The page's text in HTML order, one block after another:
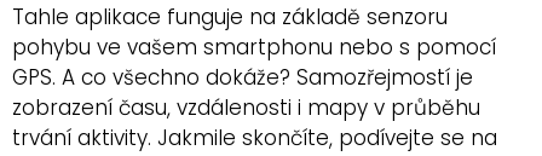
Tahle aplikace funguje na základě senzoru
pohybu ve vašem smartphonu nebo s pomocí
GPS. A co všechno dokáže? Samozřejmostí je
zobrazení času, vzdálenosti i mapy v průběhu
trvání aktivity. Jakmile skončíte, podívejte se na